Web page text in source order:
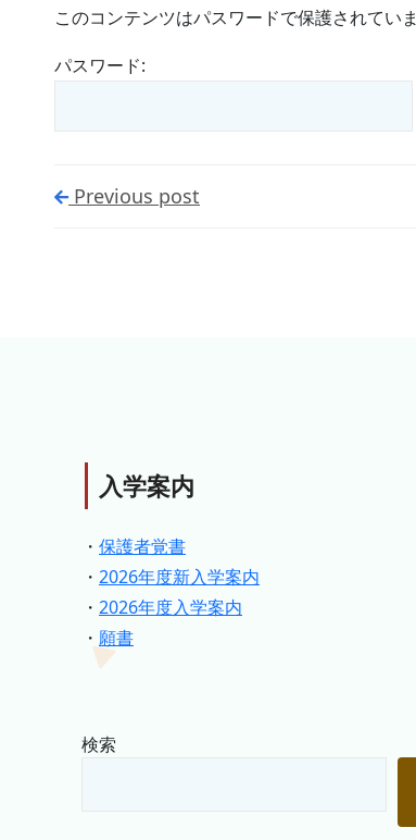
このコンテンツはパスワードで保護されてい
パスワード:
Previous post
入学案内
・ 保護者覚書
・ 2026年度新入学案内
・ 2026年度入学案内
・ 願書
検索